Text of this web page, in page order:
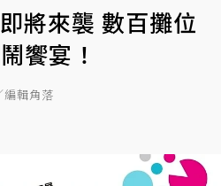
將來襲 數百攤位
饗宴！
編輯角落